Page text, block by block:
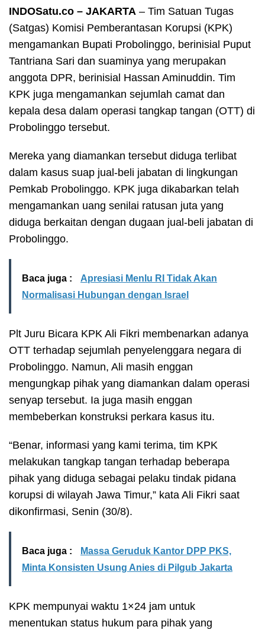
INDOSatu.co – JAKARTA – Tim Satuan Tugas
(Satgas) Komisi Pemberantasan Korupsi (KPK)
mengamankan Bupati Probolinggo, berinisial Puput
Tantriana Sari dan suaminya yang merupakan
anggota DPR, berinisial Hassan Aminuddin. Tim
KPK juga mengamankan sejumlah camat dan
kepala desa dalam operasi tangkap tangan (OTT) di
Probolinggo tersebut.
Mereka yang diamankan tersebut diduga terlibat
dalam kasus suap jual-beli jabatan di lingkungan
Pemkab Probolinggo. KPK juga dikabarkan telah
mengamankan uang senilai ratusan juta yang
diduga berkaitan dengan dugaan jual-beli jabatan di
Probolinggo.
Baca juga :
Apresiasi Menlu RI Tidak Akan
Normalisasi Hubungan dengan Israel
Plt Juru Bicara KPK Ali Fikri membenarkan adanya
OTT terhadap sejumlah penyelenggara negara di
Probolinggo. Namun, Ali masih enggan
mengungkap pihak yang diamankan dalam operasi
senyap tersebut. Ia juga masih enggan
membeberkan konstruksi perkara kasus itu.
“Benar, informasi yang kami terima, tim KPK
melakukan tangkap tangan terhadap beberapa
pihak yang diduga sebagai pelaku tindak pidana
korupsi di wilayah Jawa Timur,” kata Ali Fikri saat
dikonfirmasi, Senin (30/8).
Baca juga :
Massa Geruduk Kantor DPP PKS,
Minta Konsisten Usung Anies di Pilgub Jakarta
KPK mempunyai waktu 1×24 jam untuk
menentukan status hukum para pihak yang